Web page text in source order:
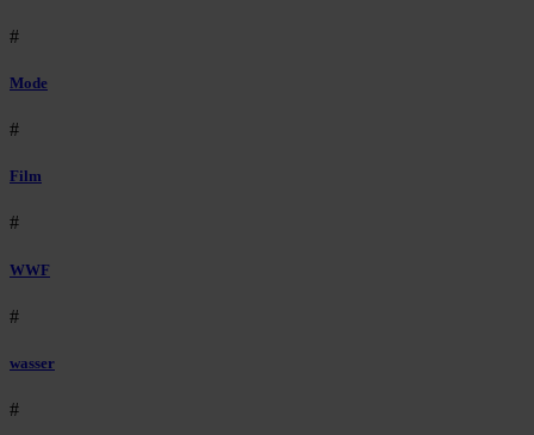
#
Mode
#
Film
#
WWF
#
wasser
#